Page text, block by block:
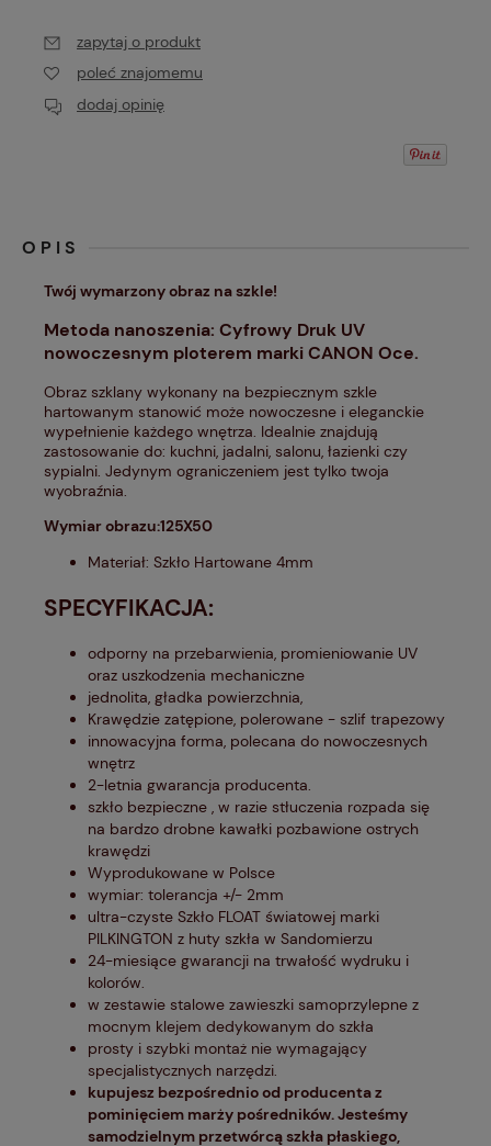
zapytaj o produkt
poleć znajomemu
dodaj opinię
OPIS
Twój wymarzony obraz na szkle!
Metoda nanoszenia: Cyfrowy Druk UV
nowoczesnym ploterem marki CANON Oce.
Obraz szklany wykonany na bezpiecznym szkle
hartowanym stanowić może nowoczesne i eleganckie
wypełnienie każdego wnętrza. Idealnie znajdują
zastosowanie do: kuchni, jadalni, salonu, łazienki czy
sypialni. Jedynym ograniczeniem jest tylko twoja
wyobraźnia.
Wymiar obrazu:125X50
Materiał: Szkło Hartowane 4mm
SPECYFIKACJA:
odporny na przebarwienia, promieniowanie UV
oraz uszkodzenia mechaniczne
jednolita, gładka powierzchnia,
Krawędzie zatępione, polerowane - szlif trapezowy
innowacyjna forma, polecana do nowoczesnych
wnętrz
2-letnia gwarancja producenta.
szkło bezpieczne , w razie stłuczenia rozpada się
na bardzo drobne kawałki pozbawione ostrych
krawędzi
Wyprodukowane w Polsce
wymiar: tolerancja +/- 2mm
ultra-czyste Szkło FLOAT światowej marki
PILKINGTON z huty szkła w Sandomierzu
24-miesiące gwarancji na trwałość wydruku i
kolorów.
w zestawie stalowe zawieszki samoprzylepne z
mocnym klejem dedykowanym do szkła
prosty i szybki montaż nie wymagający
specjalistycznych narzędzi.
kupujesz bezpośrednio od producenta z
pominięciem marży pośredników. Jesteśmy
samodzielnym przetwórcą szkła płaskiego,